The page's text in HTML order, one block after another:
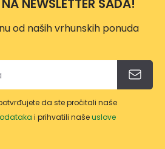
NEWSLETTER SADA!
od naših vrhunskih ponuda
da ste pročitali naše
i prihvatili našeuslove